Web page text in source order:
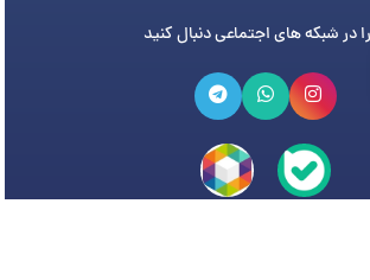
در شبکه های اجتماعی دنبال کنید